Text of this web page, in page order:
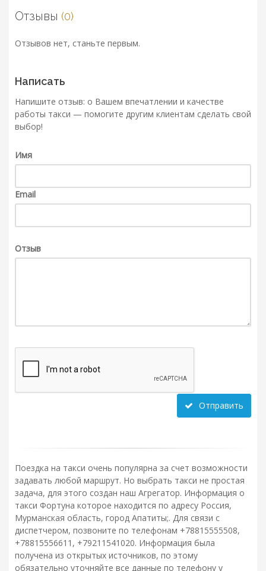
Отзывы (0)
Отзывов нет, станьте первым.
Написать
Напишите отзыв: о Вашем впечатлении и качестве
работы такси — помогите другим клиентам сделать свой
выбор!
Имя
Email
Отзыв
Отправить
Поездка на такси очень популярна за счет возможности
задавать любой маршрут. Но выбрать такси не простая
задача, для этого создан наш Агрегатор. Информация о
такси Фортуна которое находится по адресу Россия,
Мурманская область, город Апатиты;. Для связи с
диспетчером, позвоните по телефонам +78815555508,
+78815556611, +79211541020. Информация была
получена из открытых источников, по этому
обязательно уточняйте все данные по телефону у